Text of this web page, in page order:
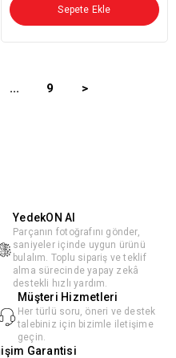
Sepete Ekle
... 9 >
YedekON AI
Parçanın fotoğrafını gönder,
saniyeler içinde uygun ürünü
bulalım. Toplu sipariş ve teklif
alma sürecinde yapay zekâ
destekli hızlı yardım.
Müşteri Hizmetleri
Her türlü soru, öneri ve destek
talebiniz için bizimle iletişime
geçin.
Garantisi